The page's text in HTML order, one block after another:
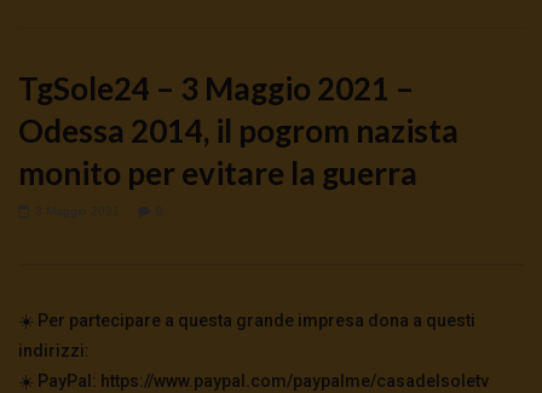
Watch Later
TgSole24 – 3 Maggio 2021 –
Odessa 2014, il pogrom nazista
monito per evitare la guerra
☀️ Per partecipare a questa grande impresa dona a questi
indirizzi:
☀️ PayPal: https://www.paypal.com/paypalme/casadelsoletv